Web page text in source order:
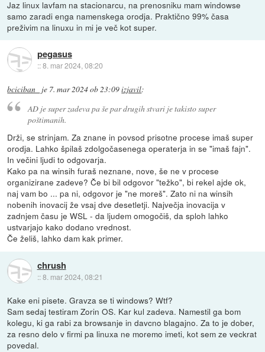
Jaz linux lavfam na stacionarcu, na prenosniku mam windowse
samo zaradi enga namenskega orodja. Praktično 99% časa
preživim na linuxu in mi je več kot super.
pegasus
::8. mar 2024, 08:20
bciciban_ je 7. mar 2024 ob 23:09izjavil:
AD je super zadeva pa še par drugih stvari je takisto super
poštimanih.
Drži, se strinjam. Za znane in povsod prisotne procese imaš super
orodja. Lahko špilaš zdolgočasenega operaterja in se "imaš fajn".
In večini ljudi to odgovarja.
Kako pa na winsih furaš neznane, nove, še ne v procese
organizirane zadeve? Če bi bil odgovor "težko", bi rekel ajde ok,
naj vam bo ... pa ni, odgovor je "ne moreš". Zato ni na winsih
nobenih inovacij že vsaj dve desetletji. Največja inovacija v
zadnjem času je WSL - da ljudem omogočiš, da sploh lahko
ustvarjajo kako dodano vrednost.
Če želiš, lahko dam kak primer.
chrush
::8. mar 2024, 08:21
Kake eni pisete. Gravza se ti windows? Wtf?
Sam sedaj testiram Zorin OS. Kar kul zadeva. Namestil ga bom
kolegu, ki ga rabi za browsanje in davcno blagajno. Za to je dober,
za resno delo v firmi pa linuxa ne moremo imeti, kot sem ze veckrat
povedal.